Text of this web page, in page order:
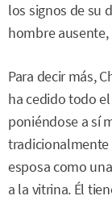
los signos de su
hombre
Para decir más,
ha cedido todo
poniéndose a sí
tradicionalmente
esposa como
a la vitrina. Él